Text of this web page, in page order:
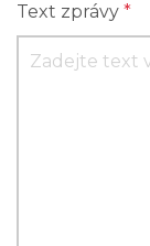
Text zprávy *